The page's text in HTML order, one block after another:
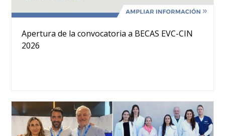
Apertura de la convocatoria a BECAS EVC-CIN
2026